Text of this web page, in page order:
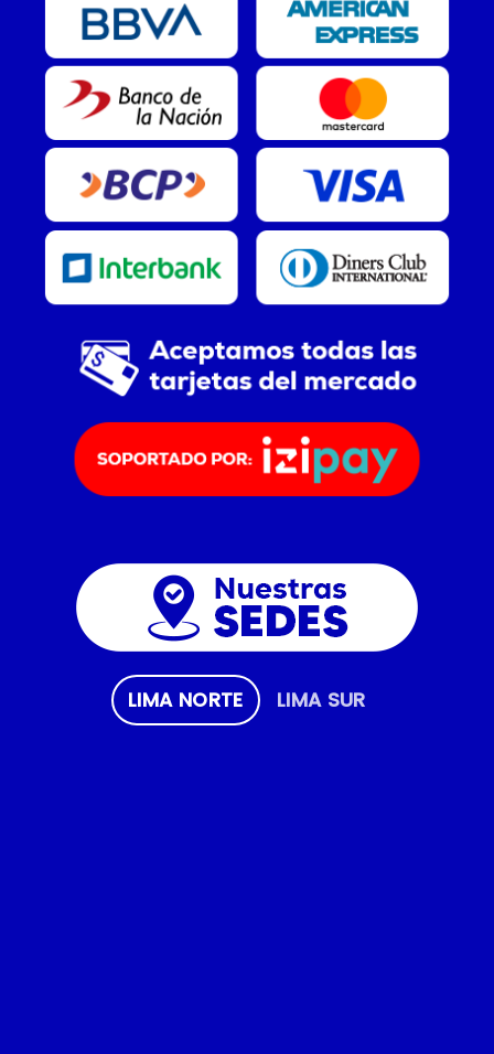
LIMA NORTE LIMA SUR